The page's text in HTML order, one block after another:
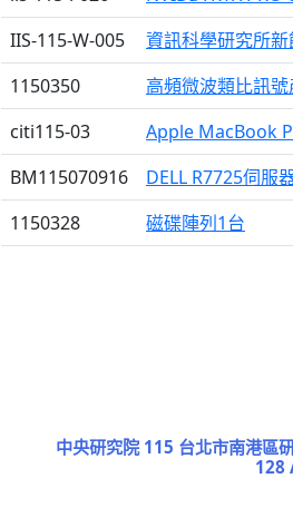
IIS-115-W-005
資訊科學研究所
1150350
高頻微波類比訊
citi115-03
Apple MacBook
BM115070916
DELL R7725伺服
1150328
磁碟陣列1台
中央研究院 115 台北市南港
128